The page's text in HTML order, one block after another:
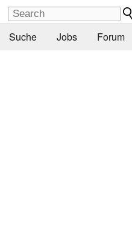
Suche Jobs Forum